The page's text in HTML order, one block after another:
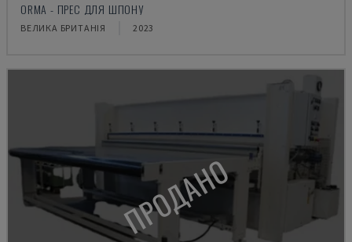
ORMA - ПРЕС ДЛЯ ШПОНУ
ВЕЛИКА БРИТАНІЯ 2023
ПРОДАНО